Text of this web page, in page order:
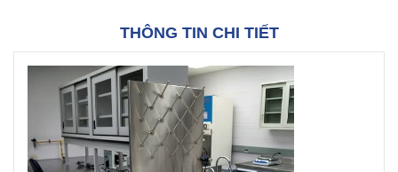
THÔNG TIN CHI TIẾT